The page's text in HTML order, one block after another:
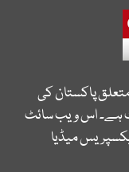
پاکستان کی
ہے۔ اس ویب سائٹ
میڈیا